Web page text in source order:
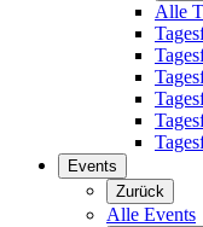
Alle
Events
Zurück
Alle Events